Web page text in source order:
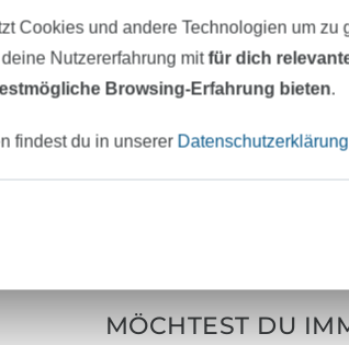
MÖCHTEST DU
Cookies und andere Technologien um
Nutzererfahrung mitfür dich
Browsing-Erfahrung bieten.
findest du in unserer Datenschutzerklärung